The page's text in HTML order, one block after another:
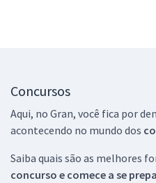
Concursos
Aqui, no Gran, você fica por
acontecendo no mundo dos
Saiba quais são as melhores
concurso e comece a se